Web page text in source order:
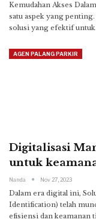
Kemudahan Akses
satu aspek yang
solusi yang efektif untuk
AGEN PALANG PARKIR
Digitalisasi
untuk
Nanda Nov 27, 2023
Dalam era digital ini,
Identification) telah
efisiensi dan keamanan